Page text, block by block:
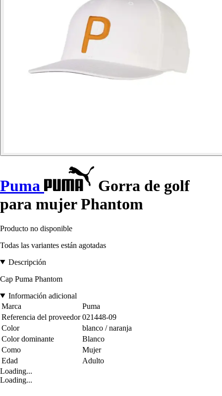
Puma
Gorra de golf
para mujer Phantom
Producto no disponible
Todas las variantes están agotadas
Descripción
Cap Puma Phantom
Información adicional
Marca
Puma
Referencia del proveedor 021448-09
Color
blanco / naranja
Color dominante
Blanco
Como
Mujer
Edad
Adulto
Loading...
Loading...